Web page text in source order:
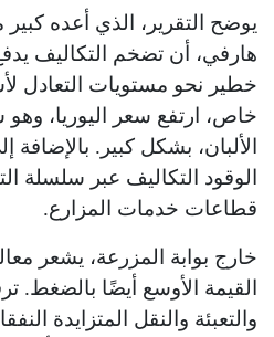
يوضح التقرير، الذي أعده كبير
هارفي، أن تضخم التكاليف
خطير نحو مستويات التعادل
خاص، ارتفع سعر اليوريا،
الألبان، بشكل كبير.
الوقود التكاليف عبر سلسلة
قطاعات خدمات المزارع.
خارج بوابة المزرعة، يشعر
القيمة الأوسع أيضًا بالضغط.
والتعبئة والنقل المتزايدة